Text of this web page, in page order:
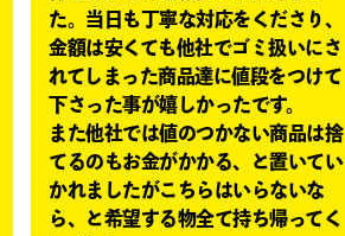
た。当日も丁寧な対応をくださり、
金額は安くても他社でゴミ扱いにさ
れてしまった商品達に値段をつけて
下さった事が嬉しかったです。
また他社では値のつかない商品は捨
てるのもお金がかかる、と置いてい
かれましたがこちらはいらないな
ら、と希望する物全て持ち帰ってく